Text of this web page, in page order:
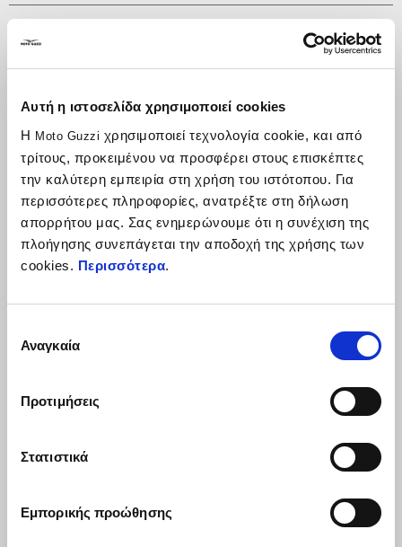
Αυτή η ιστοσελίδα χρησιμοποιεί cookies
Η Moto Guzzi χρησιμοποιεί τεχνολογία cookie, και από
τρίτους, προκειμένου να προσφέρει στους επισκέπτες
την καλύτερη εμπειρία στη χρήση του ιστότοπου. Για
περισσότερες πληροφορίες, ανατρέξτε στη δήλωση
απορρήτου μας. Σας ενημερώνουμε ότι η συνέχιση της
πλοήγησης συνεπάγεται την αποδοχή της χρήσης των
cookies. Περισσότερα.
συγκατάθεσης
Αναγκαία
Προτιμήσεις
Στατιστικά
Εμπορικής προώθησης
€ 25
ESSENTIAL ΣΕΤ